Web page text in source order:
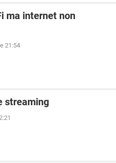
ma internet non
21:54
streaming